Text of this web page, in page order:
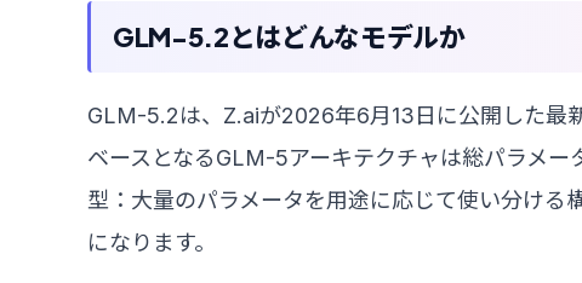
GLM-5.2とはどんなモデルか
GLM-5.2は、Z.aiが2026年6月13日に公開した最
ベースとなるGLM-5アーキテクチャは総パラメ
型：大量のパラメータを用途に応じて使い分け
になります。